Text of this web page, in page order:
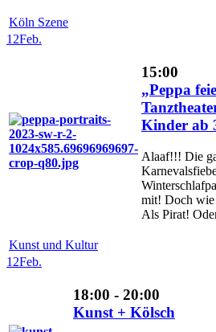
Köln Szene
12Feb.
15:00
„Peppa
Kinder ab
Alaaf!!! Die
mit! Doch wie
Als Pirat!
Kunst und Kultur
12Feb.
18:00 - 20:00
Kunst + Kölsch